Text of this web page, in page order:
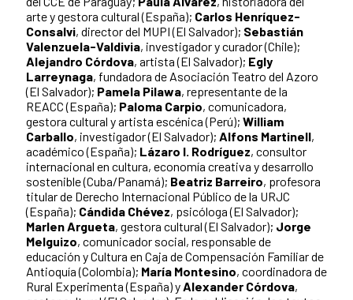
arte y gestora cultural (España); Carlos Henríquez-
Consalvi, director del MUPI (El Salvador); Sebastián
Valenzuela-Valdivia, investigador y curador (Chile);
Alejandro Córdova, artista (El Salvador); Egly
Larreynaga, fundadora de Asociación Teatro del Azoro
(El Salvador); Pamela Pilawa, representante de la
REACC (España); Paloma Carpio, comunicadora,
gestora cultural y artista escénica (Perú); William
Carballo, investigador (El Salvador); Alfons Martinell,
académico (España); Lázaro I. Rodríguez, consultor
internacional en cultura, economía creativa y desarrollo
sostenible (Cuba/Panamá); Beatriz Barreiro, profesora
titular de Derecho Internacional Público de la URJC
(España); Cándida Chévez, psicóloga (El Salvador);
Marlen Argueta, gestora cultural (El Salvador); Jorge
Melguizo, comunicador social, responsable de
educación y Cultura en Caja de Compensación Familiar de
Antioquía (Colombia); María Montesino, coordinadora de
Rural Experimenta (España) yAlexander Córdova,